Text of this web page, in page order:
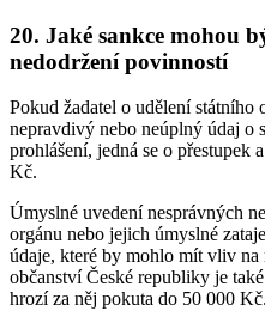
20. Jaké sankce mohou
nedodržení povinností
Pokud žadatel o udělení státního
nepravdivý nebo neúplný údaj o
prohlášení, jedná se o přestupek
Kč.
Úmyslné uvedení nesprávných
orgánu nebo jejich úmyslné
údaje, které by mohlo mít vliv
občanství České republiky je
hrozí za něj pokuta do 50 000 Kč.